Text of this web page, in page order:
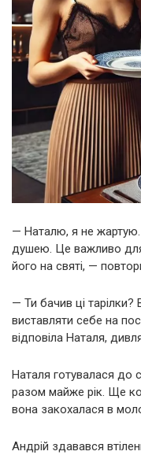
— Наталю, я не жартую.
душею. Це важливо для
його на святі, —
— Ти бачив ці
виставляти себе на
відповіла Наталя,
Наталя готувалася до
разом майже рік. Ще
вона закохалася в
Андрій здавався